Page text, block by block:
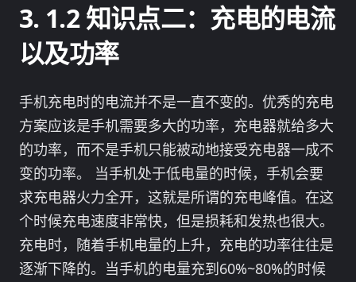
1.2 知识点二：充电的电流
以及功率
手机充电时的电流并不是一直不变的。优秀的充电
方案应该是手机需要多大的功率，充电器就给多大
的功率，而不是手机只能被动地接受充电器一成不
变的功率。 当手机处于低电量的时候，手机会要
求充电器火力全开，这就是所谓的充电峰值。在这
个时候充电速度非常快，但是损耗和发热也很大。
充电时，随着手机电量的上升，充电的功率往往是
逐渐下降的。当手机的电量充到60%~80%的时候